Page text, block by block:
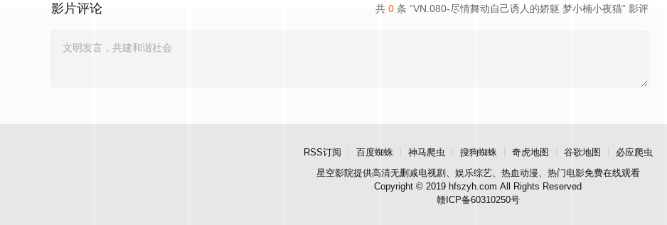
共 0 条 “VN.080-尽情舞动自己诱人的娇躯 梦小楠小夜猫” 影评
影片评论
RSS订阅 百度蜘蛛 神马爬虫 搜狗蜘蛛 奇虎地图 谷歌地图
必应爬虫
星空影院提供高清无删减电视剧、娱乐综艺、热血动漫、热门电影免费在线观看
Copyright © 2019 hfszyh.com All Rights Reserved
赣ICP备60310250号